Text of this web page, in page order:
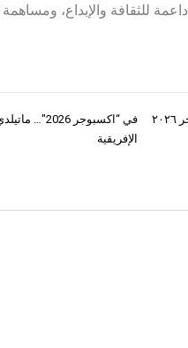
للثقافة والإبداع، ومساهمة
في
الإفريقية